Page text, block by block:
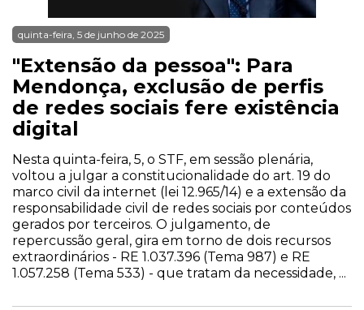
quinta-feira, 5 de junho de 2025
"Extensão da pessoa": Para
Mendonça, exclusão de perfis
de redes sociais fere existência
digital
Nesta quinta-feira, 5, o STF, em sessão plenária,
voltou a julgar a constitucionalidade do art. 19 do
marco civil da internet (lei 12.965/14) e a extensão da
responsabilidade civil de redes sociais por conteúdos
gerados por terceiros. O julgamento, de
repercussão geral, gira em torno de dois recursos
extraordinários - RE 1.037.396 (Tema 987) e RE
1.057.258 (Tema 533) - que tratam da necessidade, ...